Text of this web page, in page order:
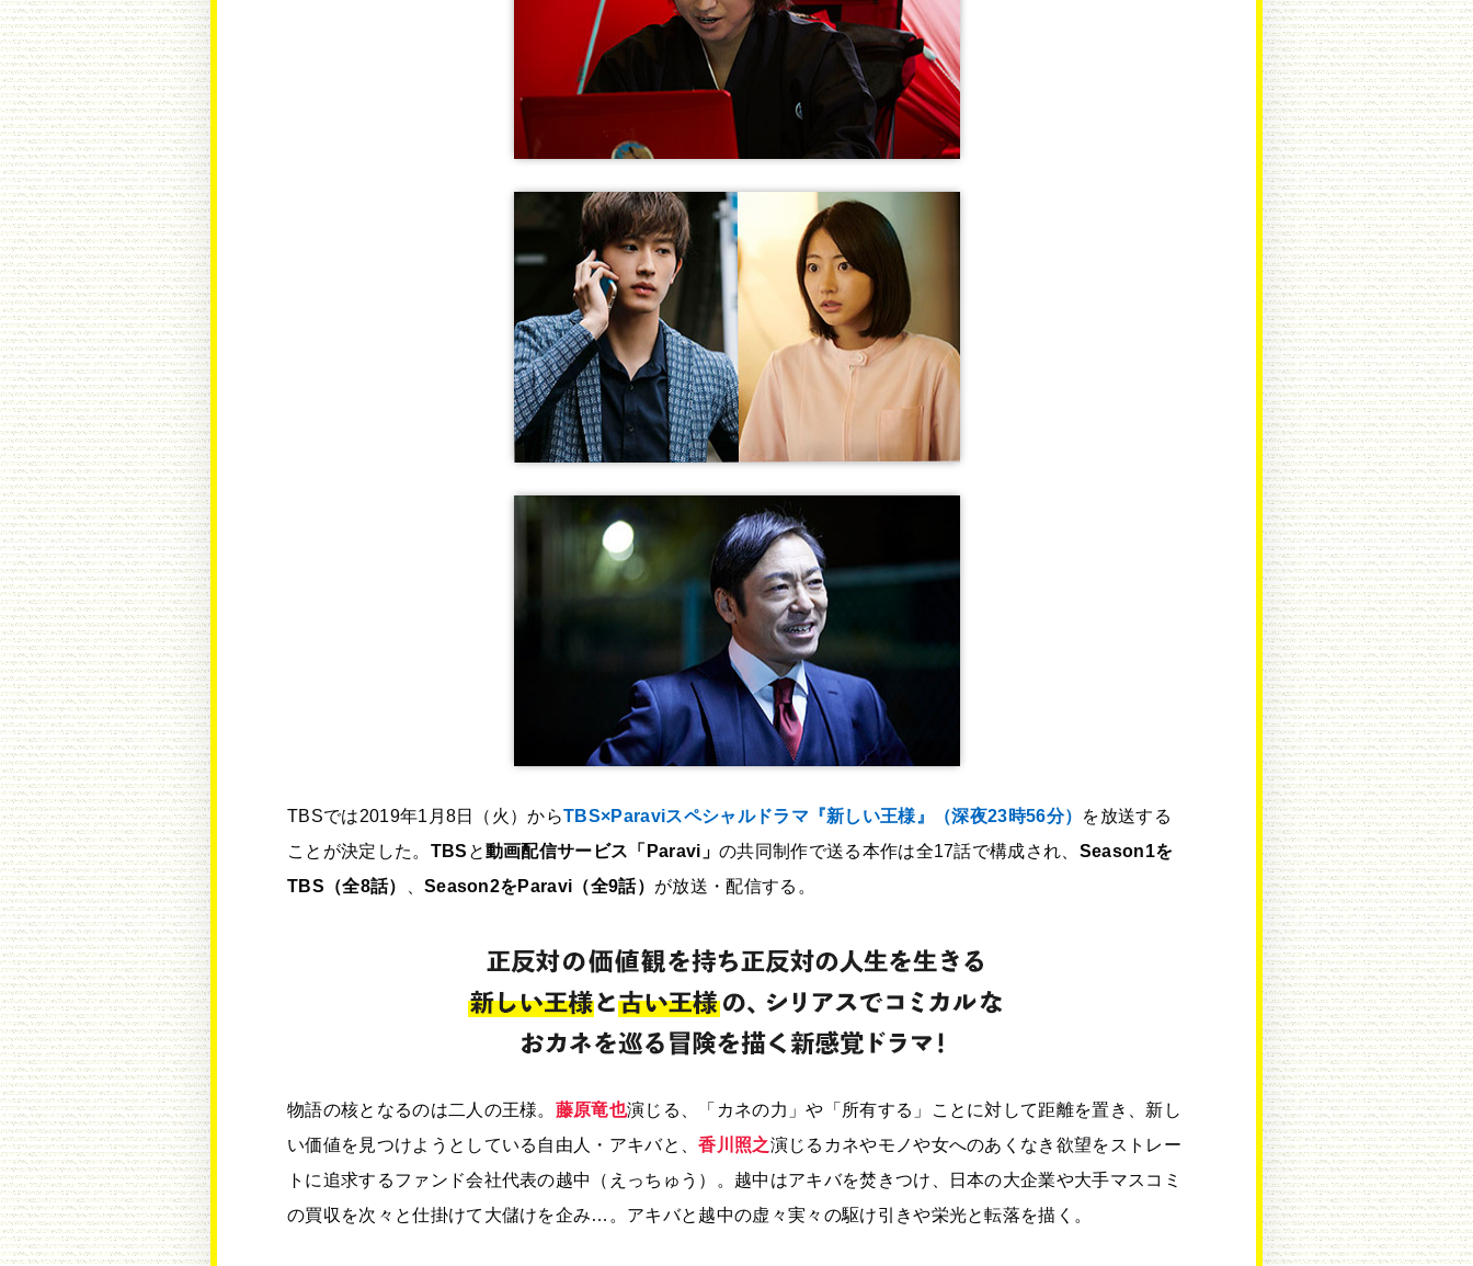
TBSでは2019年1月8日（火）からTBS×Paraviスペシャルドラマ『新しい王様』（深夜23時56分）
を放送する
ことが決定した。 TBS と動画配信サービス「Paravi」 の共同制作で送る本作は全17話で構成され、 Season1を
TBS（全8話）
Season2をParavi（全9話） が放送・配信する。
物語の核となるのは二人の王様。 藤原竜也演じる、「カネの力」や「所有する」ことに対して距離を置き、新し
い価値を見つけようとしている自由人・アキバと、香川照之演じるカネやモノや女へのあくなき欲望をストレー
トに追求するファンド会社代表の越中（えっちゅう）。越中はアキバを焚きつけ、日本の大企業や大手マスコミ
の買収を次々と仕掛けて大儲けを企み…。アキバと越中の虚々実々の駆け引きや栄光と転落を描く。